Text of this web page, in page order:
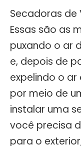
Secadoras de
Essas são as
puxando o ar
e, depois de
expelindo o
por meio de
instalar uma
você precisa
para o